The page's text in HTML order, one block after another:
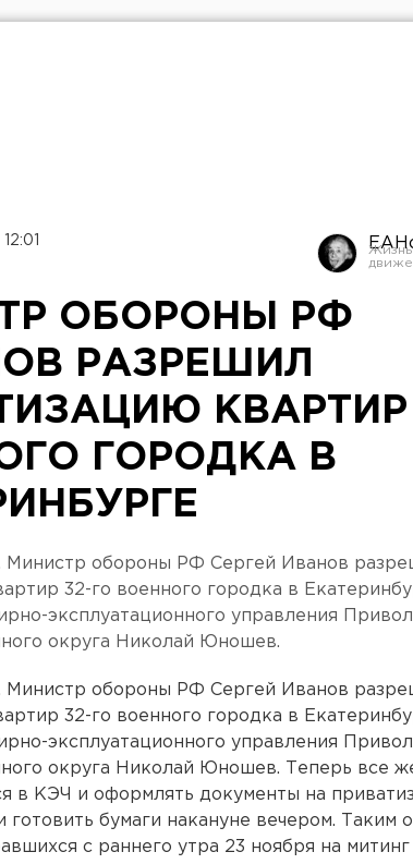
ОБОРОНЫ РФ
РАЗРЕШИЛ
КВАРТИР
ГОРОДКА В
обороны РФ Сергей Иванов
32-го военного городка в
эксплуатационного управления
округа Николай Юношев.
обороны РФ Сергей Иванов
32-го военного городка в
эксплуатационного управления
округа Николай Юношев. Теперь все
в КЭЧ и оформлять документы на
готовить бумаги накануне вечером. Таким
с раннего утра 23 ноября на